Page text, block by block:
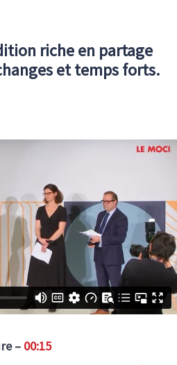
riche en partage
et temps forts.
– 00:15